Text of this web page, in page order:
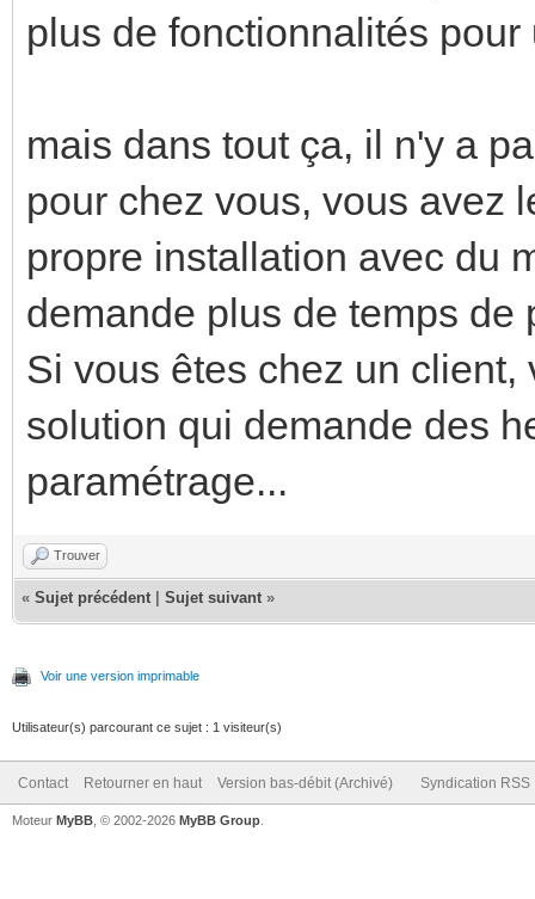
plus de fonctionnalités
mais dans tout ça, il n'y a
pour chez vous, vous avez
propre installation avec du
demande plus de temps de
Si vous êtes chez un
solution qui demande des
paramétrage...
Trouver
« Sujet précédent Sujet suivant »
Voir une version imprimable
Utilisateur(s) parcourant ce sujet : 1 visiteur(s)
Contact Retourner en haut Version bas-débit (Archivé) Syndication RSS
Moteur MyBB , © 2002-2026 MyBB Group